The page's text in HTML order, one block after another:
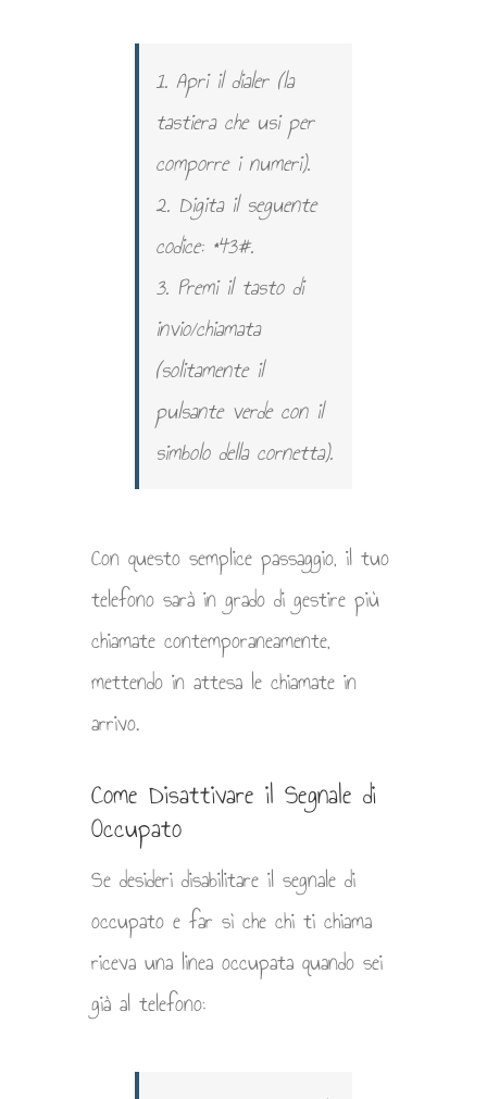
1. Apri il dialer (la
tastiera che usi per
comporre i numeri).
2. Digita il seguente
codice: *43#.
3. Premi il tasto di
invio/chiamata
(solitamente il
pulsante verde con il
simbolo della cornetta).
Con questo semplice passaggio, il tuo
telefono sarà in grado di gestire più
chiamate contemporaneamente,
mettendo in attesa le chiamate in
arrivo.
Come Disattivare il Segnale di
Occupato
Se desideri disabilitare il segnale di
occupato e far sì che chi ti chiama
riceva una linea occupata quando sei
già al telefono: